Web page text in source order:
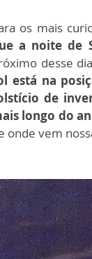
os mais
a noite de
desse
está na
de
longo do
onde vem